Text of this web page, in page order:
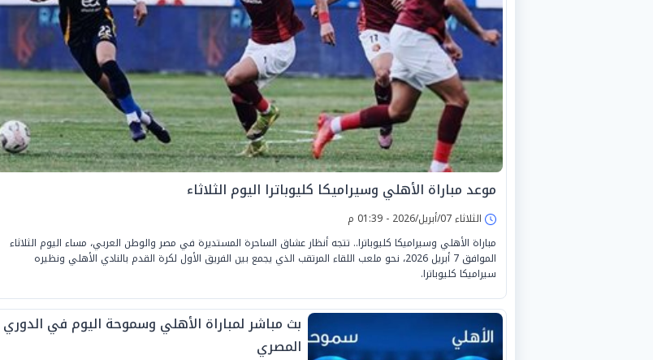
موعد مباراة الأهلي وسيراميكا كليوباترا اليوم الثلاثاء
الثلاثاء 07/أبريل/2026 - 01:39 م
مباراة الأهلي وسيراميكا كليوباترا.. تتجه أنظار عشاق الساحرة المستديرة في مصر والوطن العربي، مساء اليوم الثلاثاء
الموافق 7 أبريل 2026، نحو ملعب اللقاء المرتقب الذي يجمع بين الفريق الأول لكرة القدم بالنادي الأهلي ونظيره
سيراميكا كليوباترا.
بث مباشر لمباراة الأهلي وسموحة اليوم في الدوري
المصري